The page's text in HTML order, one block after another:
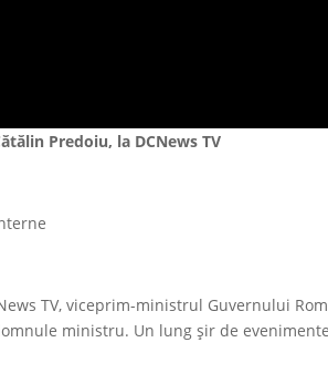
Predoiu, la DCNews TV
TV, viceprim-ministrul Guvernului
ministru. Un lung șir de